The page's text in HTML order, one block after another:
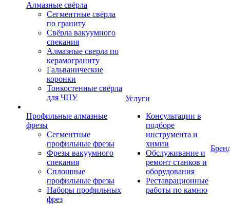
Алмазные свёрла
Сегментные свёрла
по граниту
Свёрла вакуумного
спекания
Алмазные сверла по
керамограниту
Гальванические
коронки
Тонкостенные свёрла
для ЧПУ
Профильные алмазные
фрезы
Сегментные
профильные фрезы
Фрезы вакуумного
спекания
Сплошные
профильные фрезы
Наборы профильных
фрез
Услуги
Консультации в
подборе
инструмента и
химии
Обслуживание и
ремонт станков и
оборудования
Реставрационные
работы по камню